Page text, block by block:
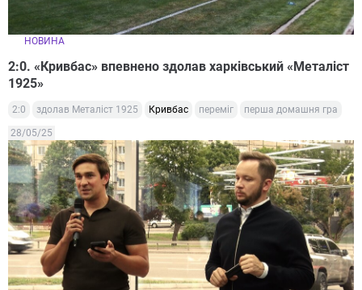
НОВИНА
2:0. «Кривбас» впевнено здолав харківський «Металіст
1925»
2:0 здолав Металіст 1925 Кривбас переміг перша домашня гра
28/05/25